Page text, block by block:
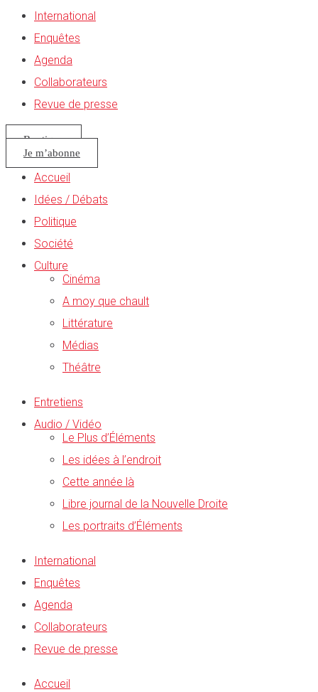
International
Enquêtes
Agenda
Collaborateurs
Revue de presse
Boutique
Je m’abonne
Accueil
Idées / Débats
Politique
Société
Culture
Cinéma
A moy que chault
Littérature
Médias
Théâtre
Entretiens
Audio / Vidéo
Le Plus d’Éléments
Les idées à l’endroit
Cette année là
Libre journal de la Nouvelle Droite
Les portraits d’Éléments
International
Enquêtes
Agenda
Collaborateurs
Revue de presse
Accueil